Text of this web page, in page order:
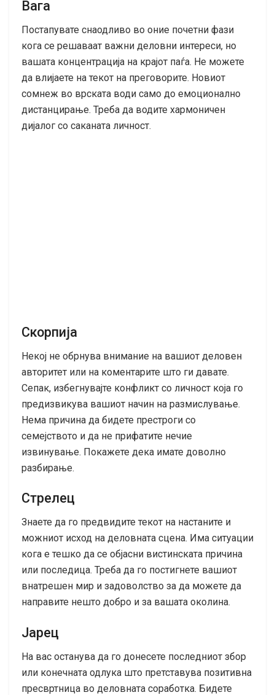
Вага
Постапувате снаодливо во оние почетни фази
кога се решаваат важни деловни интереси, но
вашата концентрација на крајот паѓа. Не можете
да влијаете на текот на преговорите. Новиот
сомнеж во врската води само до емоционално
дистанцирање. Треба да водите хармоничен
дијалог со саканата личност.
Скорпија
Некој не обрнува внимание на вашиот деловен
авторитет или на коментарите што ги давате.
Сепак, избегнувајте конфликт со личност која го
предизвикува вашиот начин на размислување.
Нема причина да бидете престроги со
семејството и да не прифатите нечие
извинување. Покажете дека имате доволно
разбирање.
Стрелец
Знаете да го предвидите текот на настаните и
можниот исход на деловната сцена. Има ситуации
кога е тешко да се објасни вистинската причина
или последица. Треба да го постигнете вашиот
внатрешен мир и задоволство за да можете да
направите нешто добро и за вашата околина.
Јарец
На вас останува да го донесете последниот збор
или конечната одлука што претставува позитивна
пресвртница во деловната соработка. Бидете